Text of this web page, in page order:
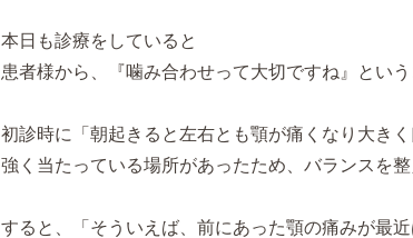
本日も診療をしていると
患者様から、『噛み合わせって大切ですね』という
初診時に「朝起きると左右とも顎が痛くなり大き
強く当たっている場所があったため、バランスを整
すると、「そういえば、前にあった顎の痛みが最